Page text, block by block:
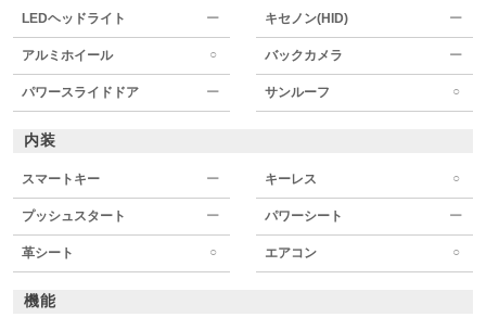
LEDヘッドライト ー キセノン(HID) ー
アルミホイール ○ バックカメラ ー
パワースライドドア ー サンルーフ ○
内装
スマートキー ー キーレス ○
プッシュスタート ー パワーシート ー
革シート ○ エアコン ○
機能